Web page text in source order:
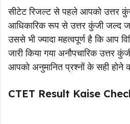
सीटेट रिजल्ट से पहले आपको उत्तर
आधिकारिक रूप से उत्तर कुंजी जल्द
उससे भी ज्यादा महत्वपूर्ण है कि आप
जारी किया गया अनौपचारिक उत्तर
आपको अनुमानित प्रश्नों के सही होने
CTET Result Kaise